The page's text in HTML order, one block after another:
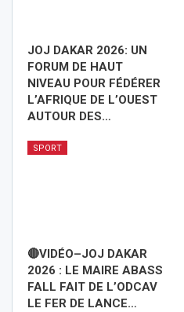
JOJ DAKAR 2026: UN
FORUM DE HAUT
NIVEAU POUR FÉDÉRER
L’AFRIQUE DE L’OUEST
AUTOUR DES…
SPORT
🔴VIDÉO–JOJ DAKAR
2026 : LE MAIRE ABASS
FALL FAIT DE L’ODCAV
LE FER DE LANCE…